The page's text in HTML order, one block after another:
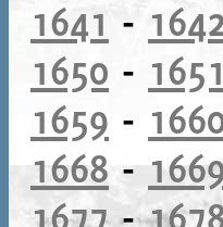
1641 -
1650 - 1651
1659 -
1668 -
1677-